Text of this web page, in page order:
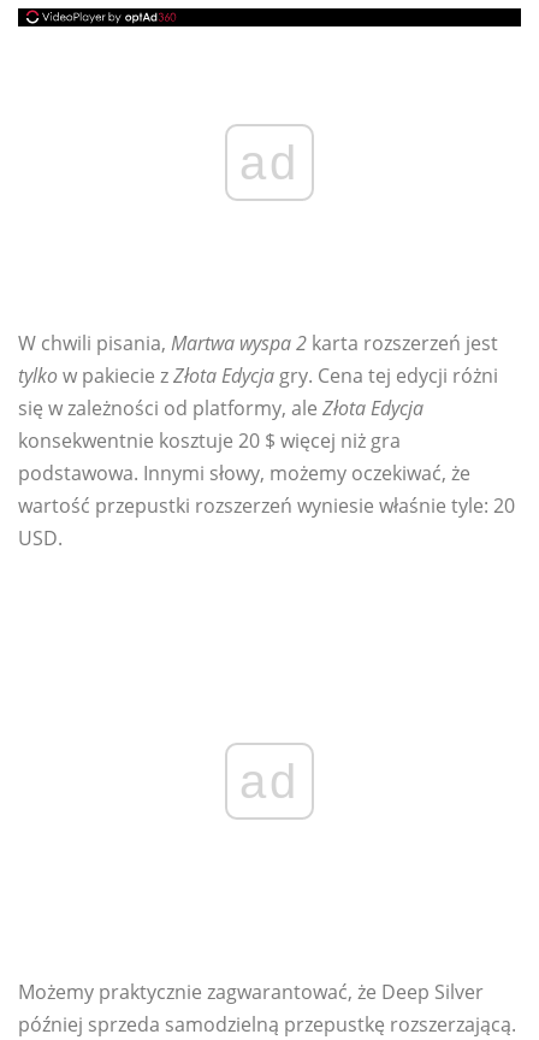
ad
W chwili pisania, Martwa wyspa 2 karta rozszerzeń jest
tylkow pakiecie zZłota Edycja gry. Cena tej edycji różni
się w zależności od platformy, ale Złota Edycja
konsekwentnie kosztuje 20 $ więcej niż gra
podstawowa. Innymi słowy, możemy oczekiwać, że
wartość przepustki rozszerzeń wyniesie właśnie tyle: 20
USD.
ad
Możemy praktycznie zagwarantować, że Deep Silver
później sprzeda samodzielną przepustkę rozszerzającą.